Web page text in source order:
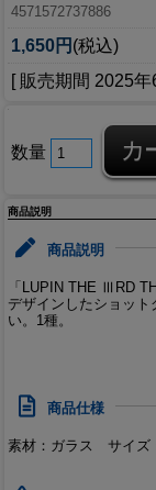
4571572737886
1,650円 (税込)
[ 販売期間 2025年
数量
商品説明
商品説明
「LUPIN THE ⅢRD
デザインしたショッ
い。1種。
商品仕様
素材：ガラス サイズ